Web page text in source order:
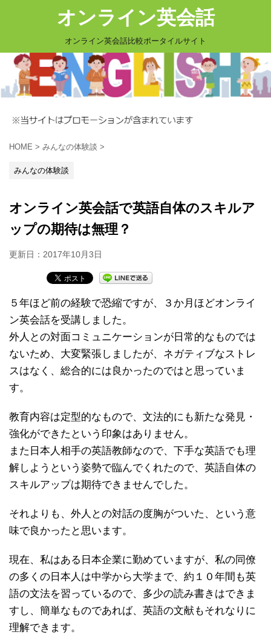
オンライン英会話
オンライン英会話比較ポータイルサイト
HOME > みんなの体験談 >
みんなの体験談
オンライン英会話で英語自体のスキルア
ップの期待は無理？
更新日： 2017年10月3日
５年ほど前の経験で恐縮ですが、３か月ほどオンライ
ン英会話を受講しました。
外人との対面コミュニケーションが日常的なものでは
ないため、大変緊張しましたが、ネガティブなストレ
スはなく、総合的には良かったのではと思っていま
す。
教育内容は定型的なもので、文法的にも新たな発見・
強化ができたという印象はありません。
また日本人相手の英語教師なので、下手な英語でも理
解しようという姿勢で臨んでくれたので、英語自体の
スキルアップは期待できませんでした。
それよりも、外人との対話の度胸がついた、という意
味で良かったと思います。
現在、私はある日本企業に勤めていますが、私の同僚
の多くの日本人は中学から大学まで、約１０年間も英
語の文法を習っているので、多少の読み書きはできま
すし、簡単なものであれば、英語の文献もそれなりに
理解できます。